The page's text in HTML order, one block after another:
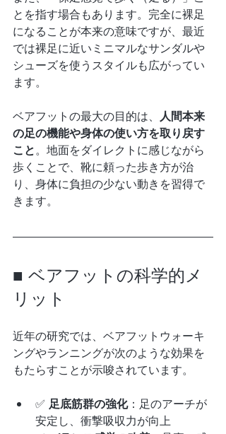
とを指す場合もあります。完全に裸足
になることが本来の意味ですが、最近
では裸足に近いミニマルなサンダルや
シューズを使うスタイルも広がってい
ます。
ベアフットの最大の目的は、 人間本来
の足の機能や身体の使い方を取り戻す
こと。地面をダイレクトに感じながら
歩くことで、靴に頼った歩き方が治
り、身体に負担の少ない動きを習得で
きます。
■ ベアフットの科学的メ
リット
近年の研究では、ベアフットウォーキ
ングやランニングが次のような効果を
もたらすことが示唆されています。
✅ 足底筋群の強化：足のアーチが
安定し、衝撃吸収力が向上